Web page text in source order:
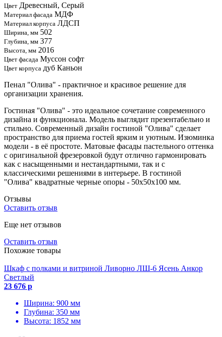
Цвет Древесный, Серый
Материал фасада МДФ
Материал корпуса ЛДСП
Ширина, мм 502
Глубина, мм 377
Высота, мм 2016
Цвет фасада Муссон софт
Цвет корпуса дуб Каньон
Пенал "Олива" - практичное и красивое решение для
организации хранения.
Гостиная "Олива" - это идеальное сочетание современного
дизайна и функционала. Модель выглядит презентабельно и
стильно. Современный дизайн гостиной "Олива" сделает
пространство для приема гостей ярким и уютным. Изюминка
модели - в её простоте. Матовые фасады пастельного оттенка
с оригинальной фрезеровкой будут отлично гармонировать
как с насыщенными и нестандартными, так и с
классическими решениями в интерьере. В гостиной
"Олива" квадратные черные опоры - 50х50х100 мм.
Отзывы
Оставить отзыв
Еще нет отзывов
Оставить отзыв
Похожие товары
Шкаф с полками и витриной Ливорно ЛШ-6 Ясень Анкор
Светлый
23 676 р
Ширина: 900 мм
Глубина: 350 мм
Высота: 1852 мм